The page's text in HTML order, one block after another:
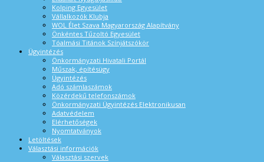
Kolping Egyesület
Vállalkozók Klubja
WOL Élet Szava Magyarország Alapítvány
Önkéntes Tűzoltó Egyesület
Tóalmási Titánok Színjátszókör
Ügyintézés
Önkormányzati Hivatali Portál
Műszak, építésügy
Ügyintézés
Adó számlaszámok
Közérdekű telefonszámok
Önkormányzati Ügyintézés Elektronikusan
Adatvédelem
Elérhetőségek
Nyomtatványok
Letöltések
Választási információk
Választási szervek